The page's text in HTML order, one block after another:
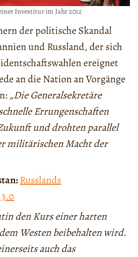
Investitur im Jahr 2012
der politische Skandal
und Russland, der sich
ereignet
an die Nation an Vorgänge
„Die Generalsekretäre
Errungenschaften
und drohten parallel
militärischen Macht der
Russlands
den Kurs einer harten
Westen beibehalten wird.
auch das